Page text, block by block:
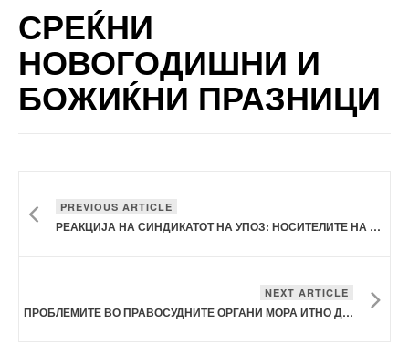
СРЕЌНИ
НОВОГОДИШНИ И
БОЖИЌНИ ПРАЗНИЦИ
PREVIOUS ARTICLE
РЕАКЦИЈА НА СИНДИКАТОТ НА УПОЗ: НОСИТЕЛИТЕ НА ЈАВНИТЕ ФУНКЦИИ ДА НЕ ЈА ЗЛОУПОТРЕБУВААТ АДМИНИСТРАЦИЈАТА
NEXT ARTICLE
ПРОБЛЕМИТЕ ВО ПРАВОСУДНИТЕ ОРГАНИ МОРА ИТНО ДА СЕ РАЗРЕШАТ